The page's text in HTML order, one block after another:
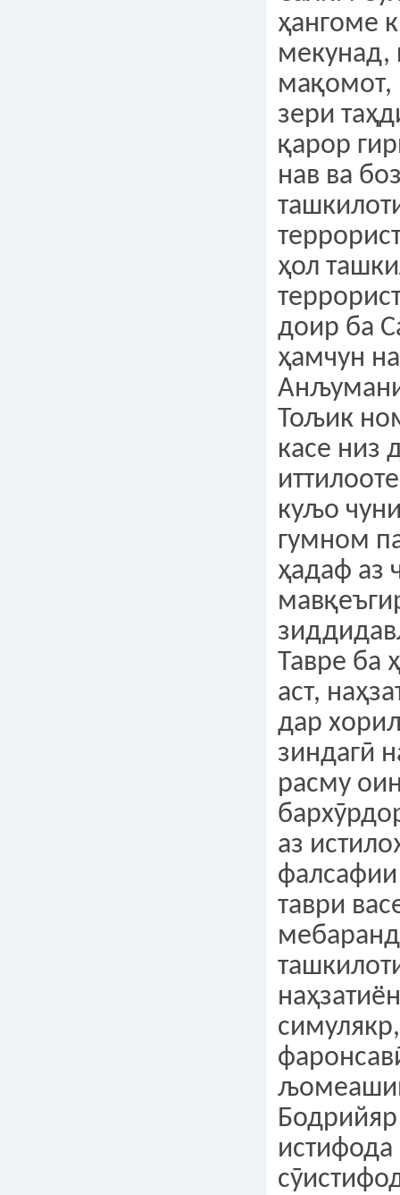
ҳангоме
мекунад,
зери
қарор
нав ва
ҳол
доир ба
ҳамчун
Тољик
касе низ
куљо
гумном
ҳадаф аз
Тавре ба
аст,
дар
зиндагӣ
расму
аз
таври